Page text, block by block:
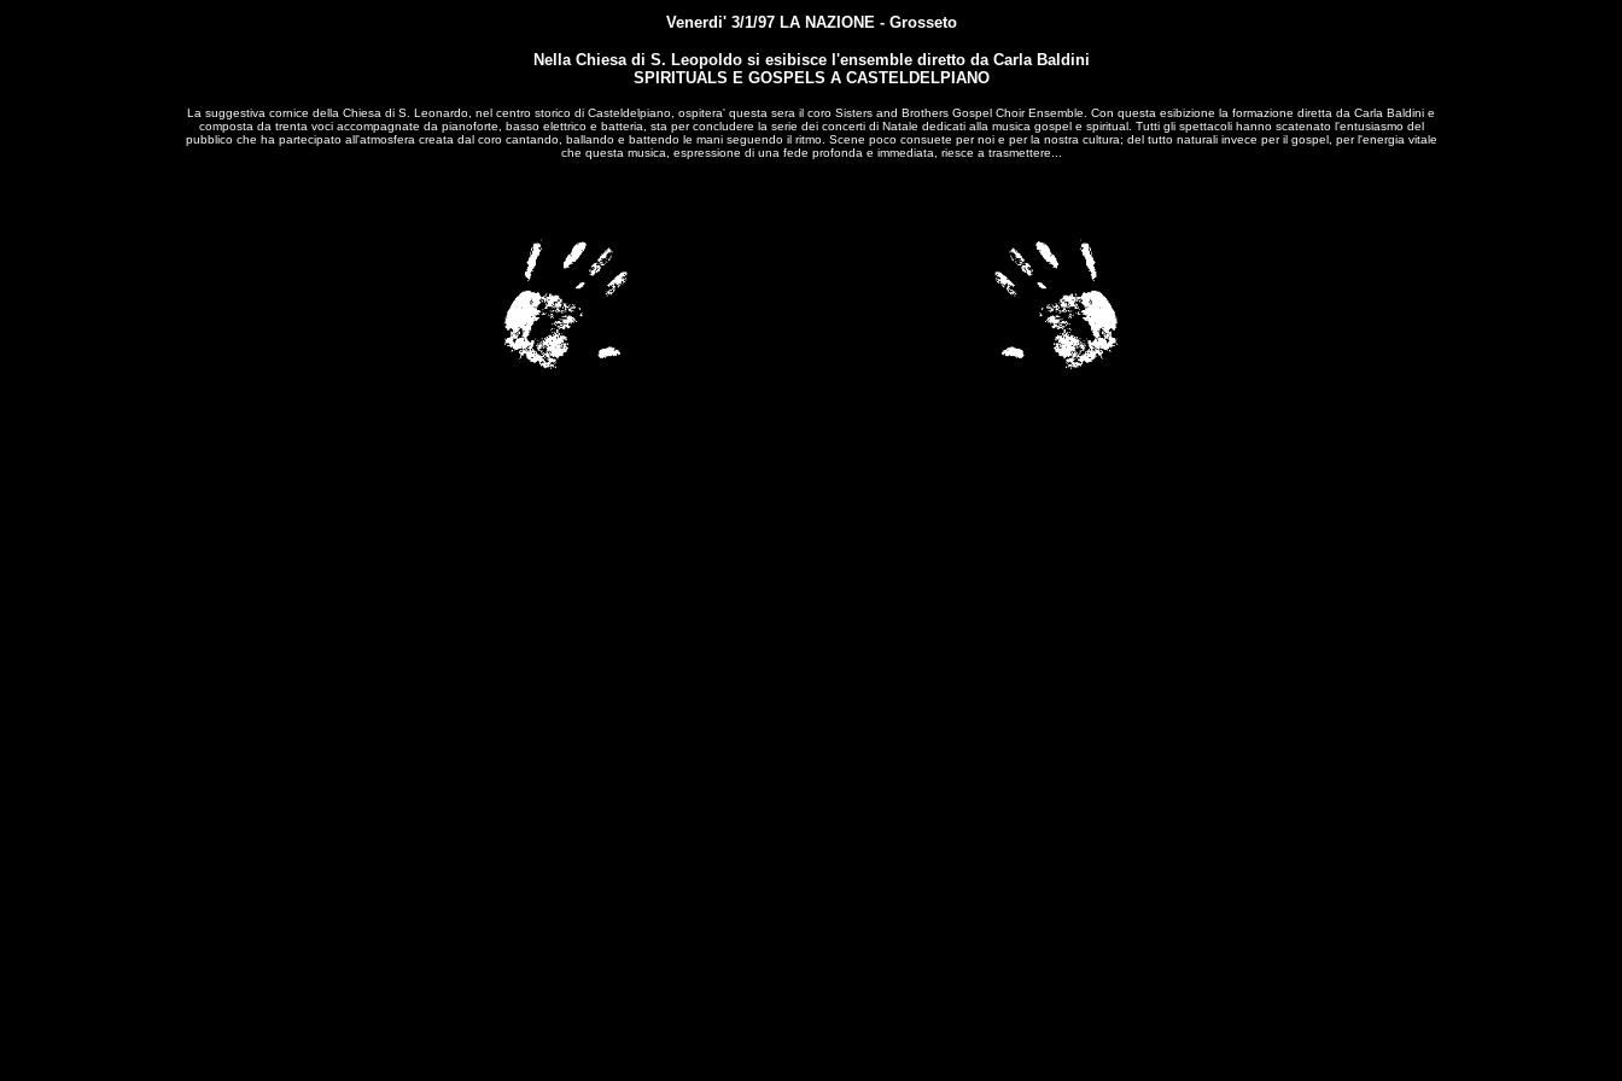
Venerdi' 3/1/97 LA NAZIONE - Grosseto
Nella Chiesa di S. Leopoldo si esibisce l'ensemble diretto da Carla Baldini
SPIRITUALS E GOSPELS A CASTELDELPIANO
La suggestiva cornice della Chiesa di S. Leonardo, nel centro storico di Casteldelpiano, ospitera' questa sera il coro Sisters and Brothers Gospel Choir Ensemble. Con questa esibizione la formazione diretta da Carla Baldini e
composta da trenta voci accompagnate da pianoforte, basso elettrico e batteria, sta per concludere la serie dei concerti di Natale dedicati alla musica gospel e spiritual. Tutti gli spettacoli hanno scatenato l'entusiasmo del
pubblico che ha partecipato all'atmosfera creata dal coro cantando, ballando e battendo le mani seguendo il ritmo. Scene poco consuete per noi e per la nostra cultura; del tutto naturali invece per il gospel, per l'energia vitale
che questa musica, espressione di una fede profonda e immediata, riesce a trasmettere...